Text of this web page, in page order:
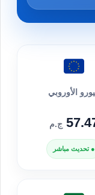
الأوروبي
ج.م
● تحديث مباشر